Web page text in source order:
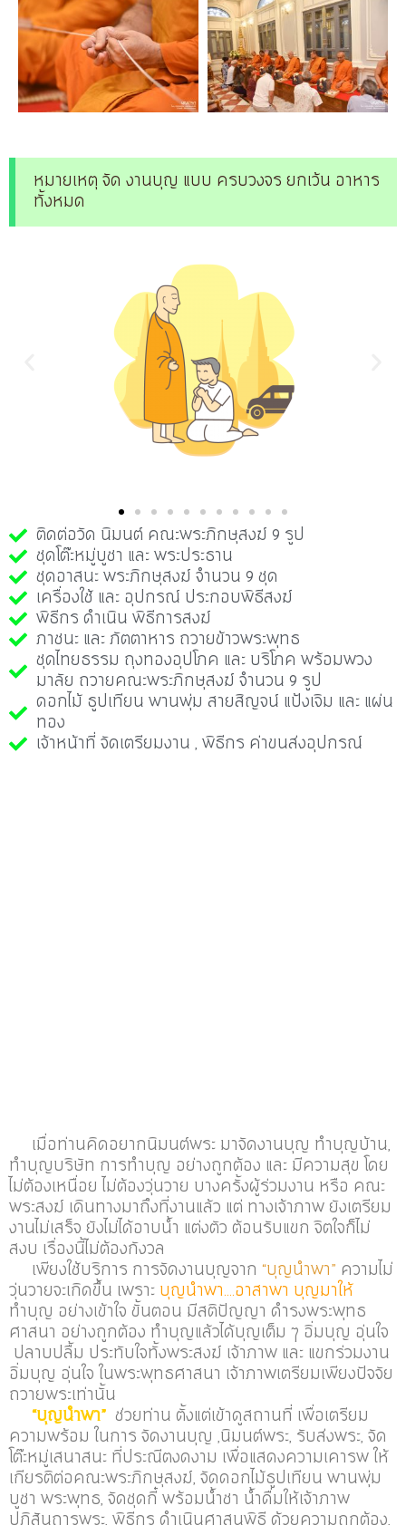
หมายเหตุ จัด งานบุญ แบบ ครบวงจร ยกเว้น อาหาร
ทั้งหมด
ติดต่อวัด นิมนต์ คณะพระภิกษุสงฆ์ 9 รูป
ชุดโต๊ะหมู่บูชา และ พระประธาน
ชุดอาสนะ พระภิกษุสงฆ์ จำนวน 9 ชุด
เครื่องใช้ และ อุปกรณ์ ประกอบพิธีสงฆ์
พิธีกร ดำเนิน พิธีการสงฆ์
ภาชนะ และ ภัตตาหาร ถวายข้าวพระพุทธ
ชุดไทยธรรม ถุงทองอุปโภค และ บริโภค พร้อมพวง
มาลัย ถวายคณะพระภิกษุสงฆ์ จำนวน 9 รูป
ดอกไม้ ธูปเทียน พานพุ่ม สายสิญจน์ แป้งเจิม และ แผ่น
ทอง
เจ้าหน้าที่ จัดเตรียมงาน , พิธีกร ค่าขนส่งอุปกรณ์
เมื่อท่านคิดอยากนิมนต์พระ มาจัดงานบุญ ทำบุญบ้าน,
ทำบุญบริษัท การทำบุญ อย่างถูกต้อง และ มีความสุข โดย
ไม่ต้องเหนื่อย ไม่ต้องวุ่นวาย บางครั้งผู้ร่วมงาน หรือ คณะ
พระสงฆ์ เดินทางมาถึงที่งานแล้ว แต่ ทางเจ้าภาพ ยังเตรียม
งานไม่เสร็จ ยังไม่ได้อาบน้ำ แต่งตัว ต้อนรับแขก จิตใจก็ไม่
สงบ เรื่องนี้ไม่ต้องกังวล
เพียงใช้บริการ การจัดงานบุญจาก “บุญนำพา” ความไม่
วุ่นวายจะเกิดขึ้น เพราะ บุญนำพา….อาสาพา บุญมาให้
ทำบุญ อย่างเข้าใจ ขั้นตอน มีสติปัญญา ดำรงพระพุทธ
ศาสนา อย่างถูกต้อง ทำบุญแล้วได้บุญเต็ม ๆ อิ่มบุญ อุ่นใจ
ปลาบปลื้ม ประทับใจทั้งพระสงฆ์ เจ้าภาพ และ แขกร่วมงาน
อิ่มบุญ อุ่นใจ ในพระพุทธศาสนา เจ้าภาพเตรียมเพียงปัจจัย
ถวายพระเท่านั้น
“บุญนำพา” ช่วยท่าน ตั้งแต่เข้าดูสถานที่ เพื่อเตรียม
ความพร้อม ในการ จัดงานบุญ ,นิมนต์พระ, รับส่งพระ, จัด
โต๊ะหมู่เสนาสนะ ที่ประณีตงดงาม เพื่อแสดงความเคารพ ให้
เกียรติต่อคณะพระภิกษุสงฆ์, จัดดอกไม้ธูปเทียน พานพุ่ม
บูชา พระพุทธ, จัดชุดกี๋ พร้อมน้ำชา น้ำดื่มให้เจ้าภาพ